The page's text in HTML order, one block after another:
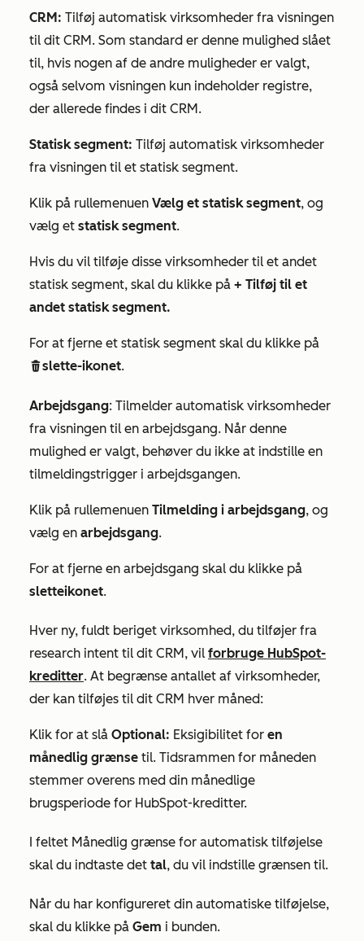
CRM: Tilføj automatisk virksomheder fra visningen
til dit CRM. Som standard er denne mulighed slået
til, hvis nogen af de andre muligheder er valgt,
også selvom visningen kun indeholder registre,
der allerede findes i dit CRM.
Statisk segment: Tilføj automatisk virksomheder
fra visningen til et statisk segment.
Klik på rullemenuen Vælg et statisk segment, og
vælg et statisk segment.
Hvis du vil tilføje disse virksomheder til et andet
statisk segment, skal du klikke på + Tilføj til et
andet statisk segment.
For at fjerne et statisk segment skal du klikke på
deleteslette-ikonet.
Arbejdsgang: Tilmelder automatisk virksomheder
fra visningen til en arbejdsgang. Når denne
mulighed er valgt, behøver du ikke at indstille en
tilmeldingstrigger i arbejdsgangen.
Klik på rullemenuen Tilmelding i arbejdsgang, og
vælg en arbejdsgang.
For at fjerne en arbejdsgang skal du klikke på
sletteikonet.
Hver ny, fuldt beriget virksomhed, du tilføjer fra
research intent til dit CRM, vil forbruge HubSpot-
kreditter. At begrænse antallet af virksomheder,
der kan tilføjes til dit CRM hver måned:
Klik for at slå Optional: Eksigibilitet for en
månedlig grænse til. Tidsrammen for måneden
stemmer overens med din månedlige
brugsperiode for HubSpot-kreditter.
I feltet Månedlig grænse for automatisk tilføjelse
skal du indtaste det tal, du vil indstille grænsen til.
Når du har konfigureret din automatiske tilføjelse,
skal du klikke på Gem i bunden.